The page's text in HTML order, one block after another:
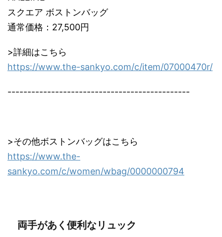
スクエア ボストンバッグ
通常価格：27,500円
>詳細はこちら
https://www.the-sankyo.com/c/item/07000470r/
----------------------------------------------
>その他ボストンバッグはこちら
https://www.the-
sankyo.com/c/women/wbag/0000000794
両手があく便利なリュック